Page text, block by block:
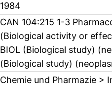
1984
CAN 104:215 1-3
(Biological activity or
BIOL (Biological study)
(Biological study)
Chemie und Pharmazie >